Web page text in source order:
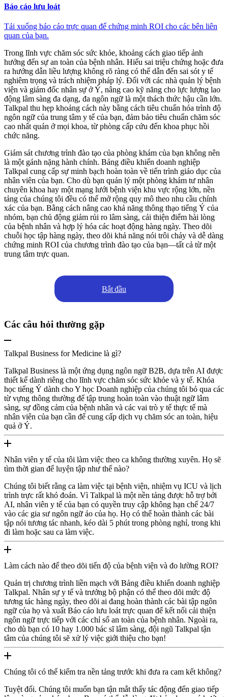
Báo cáo lưu loát
Tải xuống báo cáo trực quan để chứng minh ROI cho các bên liên
quan của bạn.
Trong lĩnh vực chăm sóc sức khỏe, khoảng cách giao tiếp ảnh
hưởng đến sự an toàn của bệnh nhân. Hiểu sai triệu chứng hoặc đưa
ra hướng dẫn liều lượng không rõ ràng có thể dẫn đến sai sót y tế
nghiêm trọng và trách nhiệm pháp lý. Đối với các nhà quản lý bệnh
viện và giám đốc nhân sự ở Ý, nâng cao kỹ năng cho lực lượng lao
động lâm sàng đa dạng, đa ngôn ngữ là một thách thức hậu cần lớn.
Talkpal thu hẹp khoảng cách này bằng cách tiêu chuẩn hóa trình độ
ngôn ngữ của trung tâm y tế của bạn, đảm bảo tiêu chuẩn chăm sóc
cao nhất quán ở mọi khoa, từ phòng cấp cứu đến khoa phục hồi
chức năng.
Giám sát chương trình đào tạo của phòng khám của bạn không nên
là một gánh nặng hành chính. Bảng điều khiển doanh nghiệp
Talkpal cung cấp sự minh bạch hoàn toàn về tiến trình giáo dục của
nhân viên của bạn. Cho dù bạn quản lý một phòng khám tư nhân
chuyên khoa hay một mạng lưới bệnh viện khu vực rộng lớn, nền
tảng của chúng tôi đều có thể mở rộng quy mô theo nhu cầu chính
xác của bạn. Bằng cách nâng cao khả năng thông thạo tiếng Ý của
nhóm, bạn chủ động giảm rủi ro lâm sàng, cải thiện điểm hài lòng
của bệnh nhân và hợp lý hóa các hoạt động hàng ngày. Theo dõi
chuỗi học tập hàng ngày, theo dõi khả năng nói trôi chảy và dễ dàng
chứng minh ROI của chương trình đào tạo của bạn—tất cả từ một
trung tâm trực quan.
Bắt đầu
Các câu hỏi thường gặp
Talkpal Business for Medicine là gì?
Talkpal Business là một ứng dụng ngôn ngữ B2B, dựa trên AI được
thiết kế dành riêng cho lĩnh vực chăm sóc sức khỏe và y tế. Khóa
học tiếng Ý dành cho Y học Doanh nghiệp của chúng tôi bỏ qua các
từ vựng thông thường để tập trung hoàn toàn vào thuật ngữ lâm
sàng, sự đồng cảm của bệnh nhân và các vai trò y tế thực tế mà
nhân viên của bạn cần để cung cấp dịch vụ chăm sóc an toàn, hiệu
quả ở Ý.
Nhân viên y tế của tôi làm việc theo ca không thường xuyên. Họ sẽ
tìm thời gian để luyện tập như thế nào?
Chúng tôi biết rằng ca làm việc tại bệnh viện, nhiệm vụ ICU và lịch
trình trực rất khó đoán. Vì Talkpal là một nền tảng được hỗ trợ bởi
AI, nhân viên y tế của bạn có quyền truy cập không hạn chế 24/7
vào các gia sư ngôn ngữ ảo của họ. Họ có thể hoàn thành các bài
tập nói tương tác nhanh, kéo dài 5 phút trong phòng nghỉ, trong khi
đi làm hoặc sau ca làm việc.
Làm cách nào để theo dõi tiến độ của bệnh viện và đo lường ROI?
Quản trị chương trình liền mạch với Bảng điều khiển doanh nghiệp
Talkpal. Nhân sự y tế và trưởng bộ phận có thể theo dõi mức độ
tương tác hàng ngày, theo dõi ai đang hoàn thành các bài tập ngôn
ngữ của họ và xuất Báo cáo lưu loát trực quan để kết nối cải thiện
ngôn ngữ trực tiếp với các chỉ số an toàn của bệnh nhân. Ngoài ra,
cho dù bạn có 10 hay 1.000 bác sĩ lâm sàng, đội ngũ Talkpal tận
tâm của chúng tôi sẽ xử lý việc giới thiệu cho bạn!
Chúng tôi có thể kiểm tra nền tảng trước khi đưa ra cam kết không?
Tuyệt đối. Chúng tôi muốn bạn tận mắt thấy tác động đến giao tiếp